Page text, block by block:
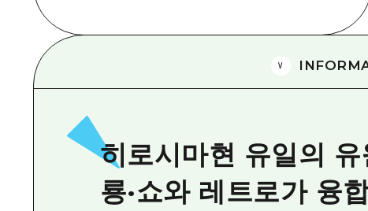
히로시마현 유일의
룡·쇼와 레트로가 융